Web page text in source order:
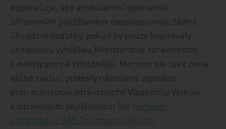
doporučuje, aby ambulantní specialisté
zdravotním pojišťovnám nepodepisovali žádné
úhradové dodatky, pokud by pouze kopírovaly
úhradovou vyhlášku Ministerstva zdravotnictví
a nebyly pro ně výhodnější. Mimo to ale také zcela
vážně zvažují protesty namířené zejména
proti ministrovi zdravotnictví Vlastimilu Válkovi
a zdravotním pojišťovnám (viz rozhovor
s předsedou SAS Zorjanem Jojkem).